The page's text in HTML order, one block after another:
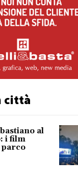
città
al
i film
parco